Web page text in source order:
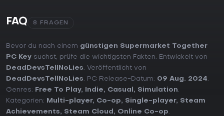
FAQ 8 FRAGEN
Bevor du nach einem günstigen Supermarket Together
PC Key suchst, prüfe die wichtigsten Fakten. Entwickelt von
DeadDevsTellNoLies. Veröffentlicht von
DeadDevsTellNoLies. PC Release-Datum: 09 Aug. 2024.
Genres:
Free To Play, Indie, Casual , Simulation.
Kategorien:
Multi-player, Co-op, Single-player, Steam
Achievements, Steam Cloud , Online Co-op.